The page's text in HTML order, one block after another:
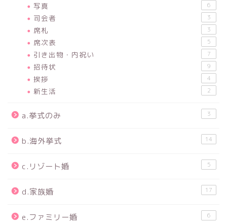
写真 6
司会者 3
席札 3
席次表 5
引き出物・内祝い 7
招待状 9
挨拶 4
新生活 2
a.挙式のみ 3
b.海外挙式 14
c.リゾート婚 5
d.家族婚 17
e.ファミリー婚 6